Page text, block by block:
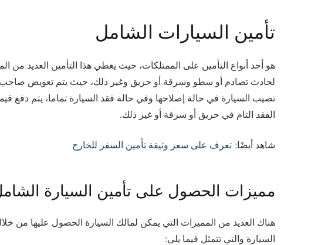
تأمين السيارات الشامل
هو أحد أنواع التأمين على الممتلكات، حيث يغطي هذا التأمين العديد
لحادث تصادم أو سطو وسرقة أو حريق وغير ذلك، حيث يتم تعويض صاحب
تصيب السيارة في حالة إصلاحها وفي حالة فقد السيارة تماما، يتم دفع
الفقد التام في حريق أو سرقة أو غير ذلك.
شاهد أيضًا: تعرف على سعر وثيقة تأمين السفر للخارج
مميزات الحصول على تأمين السيارة
هناك العديد من المميزات التي يمكن لمالك السيارة الحصول عليها من
السيارة والتي تتمثل فيما يلي: